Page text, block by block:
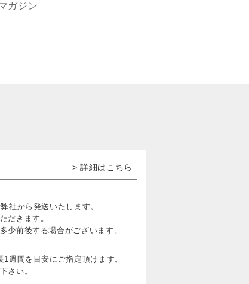
ガジン
> 詳細はこちら
社から発送いたします。
だきます。
少前後する場合がございます。
週間を目安にご指定頂けます。
さい。